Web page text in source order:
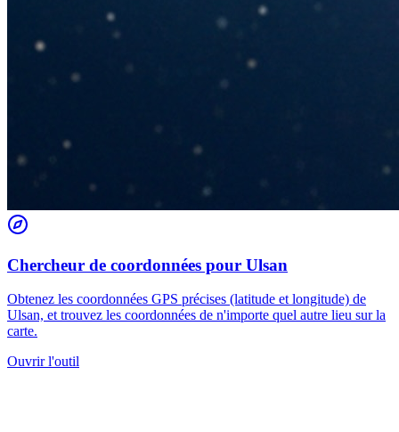
Chercheur de coordonnées pour Ulsan
Obtenez les coordonnées GPS précises (latitude et longitude) de
Ulsan, et trouvez les coordonnées de n'importe quel autre lieu sur la
carte.
Ouvrir l'outil